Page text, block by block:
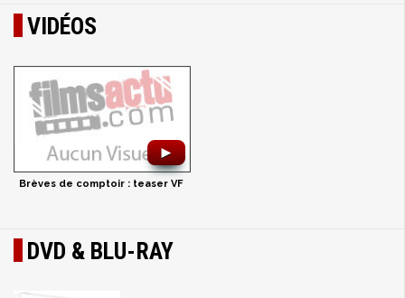
VIDÉOS
►
Brèves de comptoir : teaser VF
DVD & BLU-RAY